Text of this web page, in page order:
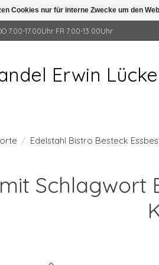
7.00-17.00Uhr FR 7.00-13.00Uhr
Erwin
/ Edelstahl Bistro Besteck
Schlagwort
Cookies nur für interne Zwecke um den